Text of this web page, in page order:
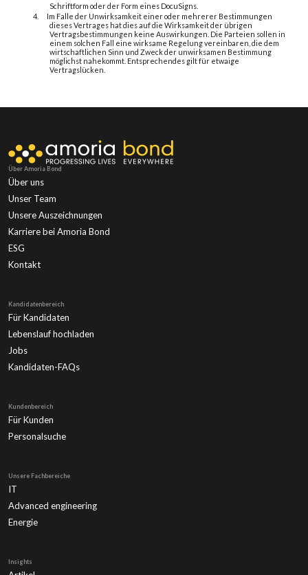
Schriftform oder der Form eines DocuSigns.
4.
Im Falle der Unwirksamkeit einer oder mehrerer Bestimmungen
dieses Vertrages hat dies auf die Wirksamkeit der übrigen
Vertragsbestimmungen keine Auswirkungen. Die Parteien sollen in
einem solchen Fall eine wirksame Regelung vereinbaren, die dem
wirtschaftlichen Sinn und Zweck der unwirksamen Bestimmung
möglichst nahekommt. Entsprechendes gilt für etwaige
Vertragslücken.
Über Amoria Bond
Über uns
Unser Team
Unsere Auszeichnungen
Karriere bei Amoria Bond
ESG
Kontakt
Kandidatenbereich
Für Kandidaten
Lebenslauf hochladen
Jobs
Kandidaten-FAQs
Kundenbereich
Für Kunden
Personalsuche
Unsere Fachbereiche
IT
Advanced engineering
Energie
Insights